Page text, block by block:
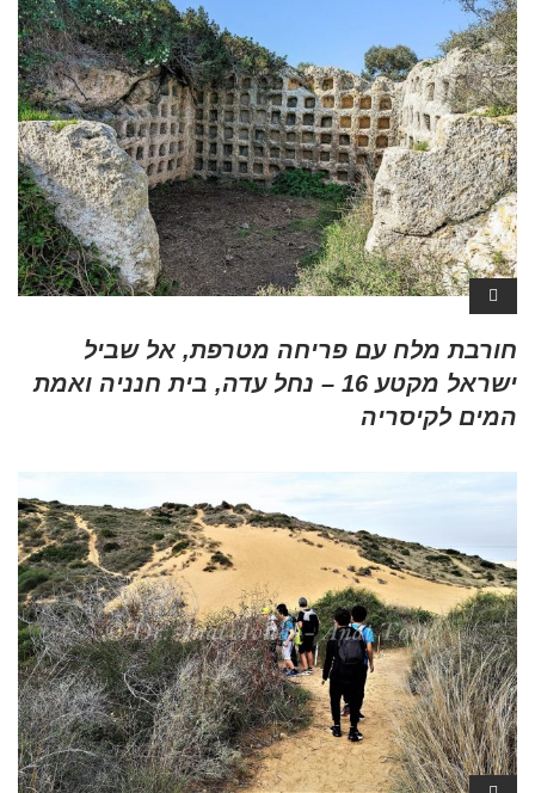
חורבת מלח עם פריחה מטרפת, אל שביל
ישראל מקטע 16 – נחל עדה, בית חנניה ואמת
המים לקיסריה